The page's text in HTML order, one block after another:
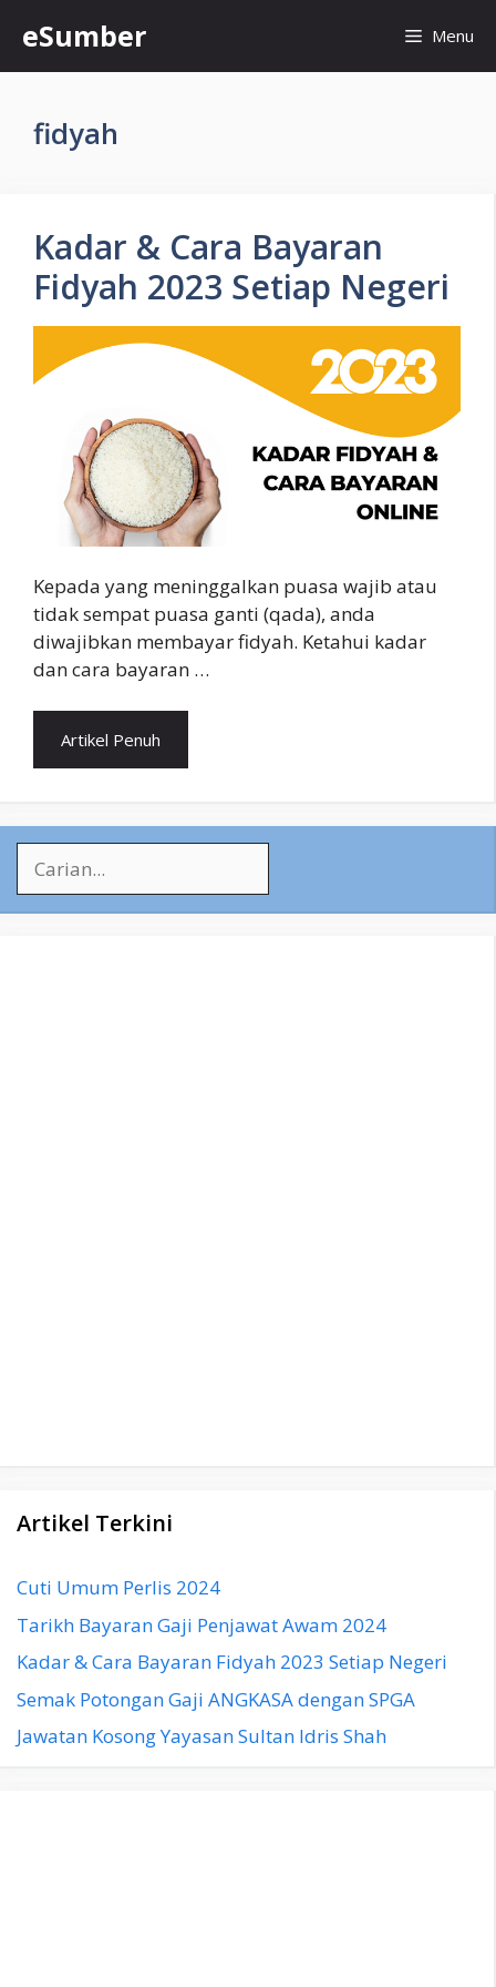
content
eSumber Menu
fidyah
Kadar & Cara Bayaran
Fidyah 2023 Setiap Negeri
Kepada yang meninggalkan puasa wajib atau
tidak sempat puasa ganti (qada), anda
diwajibkan membayar fidyah. Ketahui kadar
dan cara bayaran …
Artikel Penuh
Artikel Terkini
Cuti Umum Perlis 2024
Tarikh Bayaran Gaji Penjawat Awam 2024
Kadar & Cara Bayaran Fidyah 2023 Setiap Negeri
Semak Potongan Gaji ANGKASA dengan SPGA
Jawatan Kosong Yayasan Sultan Idris Shah